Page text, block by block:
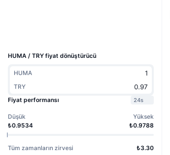
HUMA / TRY fiyat dönüştürücü
HUMA
TRY
Fiyat performansı
24s
Düşük
₺0.9534
Yüksek
₺0.9788
Tüm zamanların zirvesi ₺3.30